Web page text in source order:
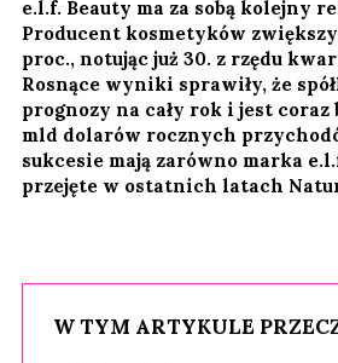
e.l.f. Beauty ma za sobą kolejny
Producent kosmetyków
proc., notując już 30. z rzędu
Rosnące wyniki sprawiły, że
prognozy na cały rok i jest coraz
mld dolarów rocznych
sukcesie mają zarówno marka
przejęte w ostatnich latach
W TYM ARTYKULE